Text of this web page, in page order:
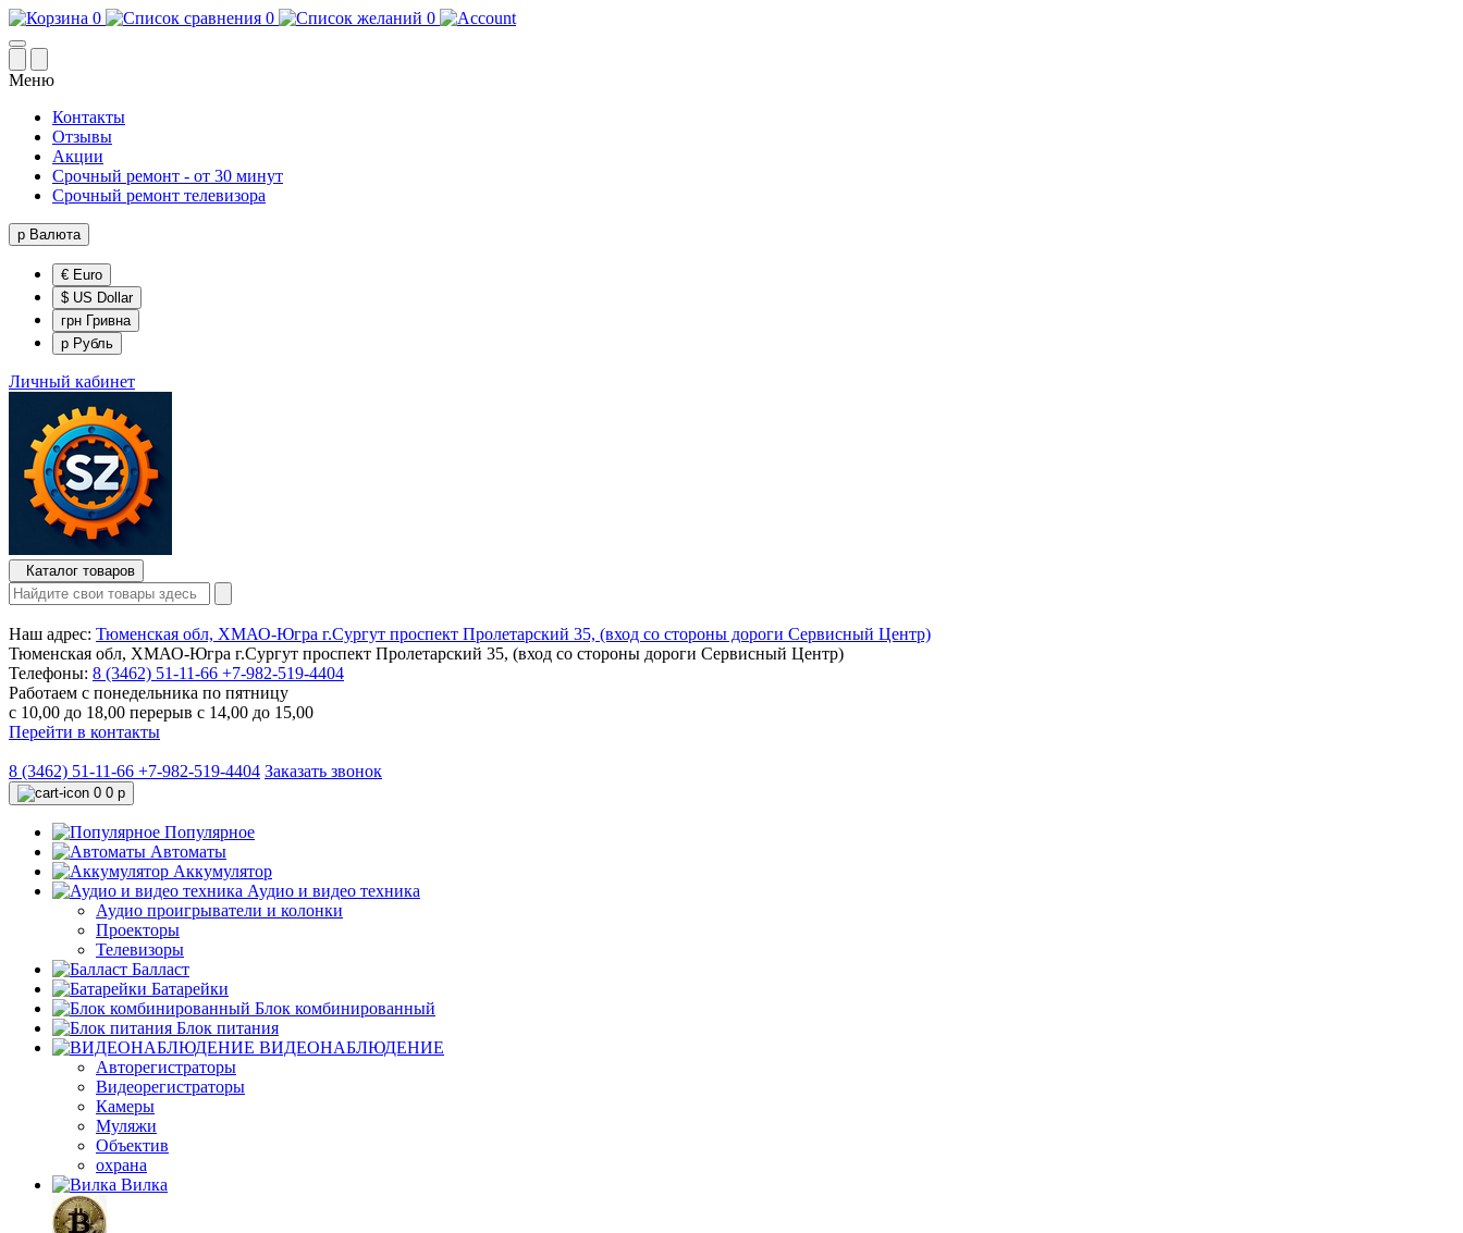
0 0 0
Меню
Контакты
Отзывы
Акции
Срочный ремонт - от 30 минут
Срочный ремонт телевизора
р Валюта
€ Euro
$ US Dollar
грн Гривна
р Рубль
Личный кабинет
Каталог товаров
Наш адрес: Тюменская обл, ХМАО-Югра г.Сургут проспект Пролетарский 35, (вход со стороны дороги Сервисный Центр)
Тюменская обл, ХМАО-Югра г.Сургут проспект Пролетарский 35, (вход со стороны дороги Сервисный Центр)
Телефоны: 8 (3462) 51-11-66 +7-982-519-4404
Работаем с понедельника по пятницу
с 10,00 до 18,00 перерыв с 14,00 до 15,00
Перейти в контакты
8 (3462) 51-11-66 +7-982-519-4404 Заказать звонок
0 0 р
Популярное
Автоматы
Аккумулятор
Аудио и видео техника
Аудио проигрыватели и колонки
Проекторы
Телевизоры
Балласт
Батарейки
Блок комбинированный
Блок питания
ВИДЕОНАБЛЮДЕНИЕ
Авторегистраторы
Видеорегистраторы
Камеры
Муляжи
Объектив
охрана
Вилка